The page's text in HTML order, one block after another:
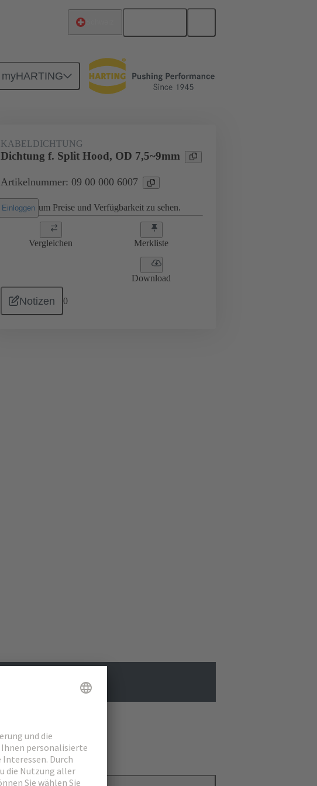
myHARTING
Kabeldurchführungstülle 09 00 000 6007
KABELDICHTUNG
Dichtung f. Split Hood, OD 7,5~9mm
Artikelnummer: 09 00 000 6007
Einloggen um Preise und Verfügbarkeit zu sehen.
Vergleichen Merkliste
Download
Notizen 0